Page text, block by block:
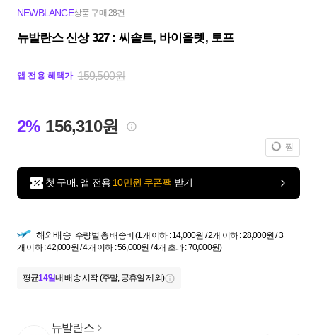
NEWBLANCE상품 구매 28건
뉴발란스 신상 327 : 씨솔트, 바이올렛, 토프
앱 전용 혜택가 159,500원
2% 156,310원
찜
첫 구매, 앱 전용 10만원 쿠폰팩 받기
해외배송 수량별 총 배송비 (1개 이하 : 14,000원 / 2개 이하 : 28,000원 / 3
개 이하 : 42,000원 / 4개 이하 : 56,000원 / 4개 초과 : 70,000원)
평균14일내 배송 시작 (주말, 공휴일 제외)
뉴발란스